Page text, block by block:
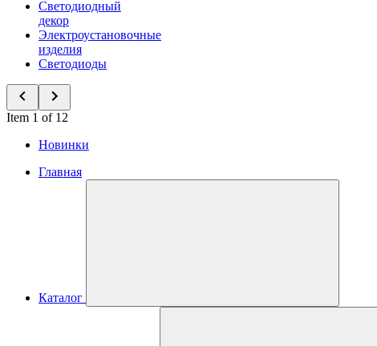
Светодиодный
декор
Электроустановочные
изделия
Светодиоды
Item 1 of 12
Новинки
Главная
Каталог